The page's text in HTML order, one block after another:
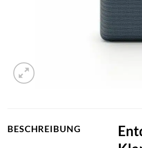
BESCHREIBUNG